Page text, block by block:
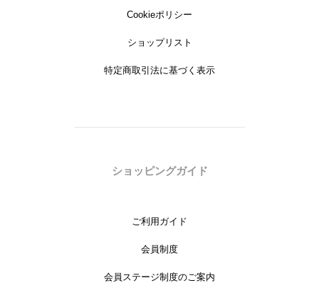
Cookieポリシー
ショップリスト
特定商取引法に基づく表示
ショッピングガイド
ご利用ガイド
会員制度
会員ステージ制度のご案内